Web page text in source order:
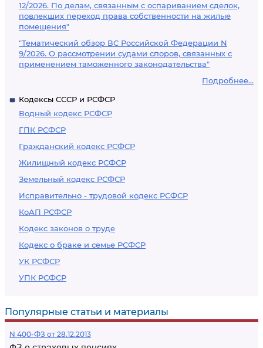
12/2026. По делам, связанным с оспариванием сделок,
повлекших переход права собственности на жилые
помещения"
"Тематический обзор ВС Российской Федерации N
9/2026. О рассмотрении судами споров, связанных с
применением таможенного законодательства"
Подробнее...
Кодексы СССР и РСФСР
Водный кодекс РСФСР
ГПК РСФСР
Гражданский кодекс РСФСР
Жилищный кодекс РСФСР
Земельный кодекс РСФСР
Исправительно - трудовой кодекс РСФСР
КоАП РСФСР
Кодекс законов о труде
Кодекс о браке и семье РСФСР
УК РСФСР
УПК РСФСР
Популярные статьи и материалы
N 400-ФЗ от 28.12.2013